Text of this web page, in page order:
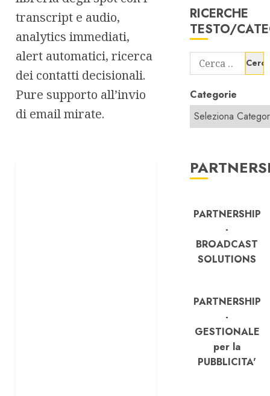
transcript e audio,
analytics immediati,
alert automatici, ricerca
dei contatti decisionali.
Pure supporto all’invio
di email mirate.
RICERCHE
TESTO/
Ricerca
per:
Categorie
PARTNERSHIP
-
BROADCAST
SOLUTIONS
PARTNERSHIP
-
GESTIONALE
per la
PUBBLICITA'